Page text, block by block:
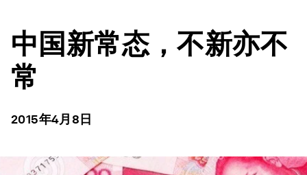
中国新常态，不新亦不
常
2015年4月8日